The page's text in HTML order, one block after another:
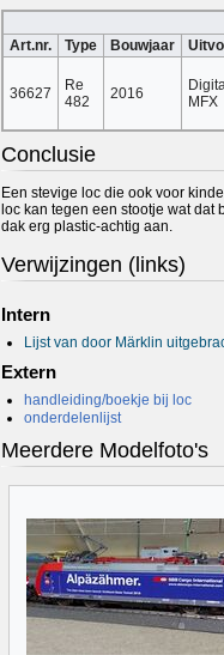
Art.nr. Type Bouwjaar
36627
Re
482
2016
MFX
Conclusie
Een stevige loc die ook voor
loc kan tegen een stootje wat
dak erg plastic-achtig aan.
Verwijzingen (links)
Intern
Lijst van door Märklin
Extern
handleiding/boekje bij loc
onderdelenlijst
Meerdere Modelfoto's